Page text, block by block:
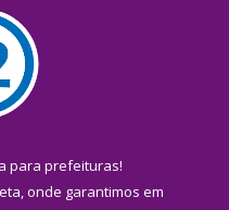
para prefeituras!
onde garantimos em